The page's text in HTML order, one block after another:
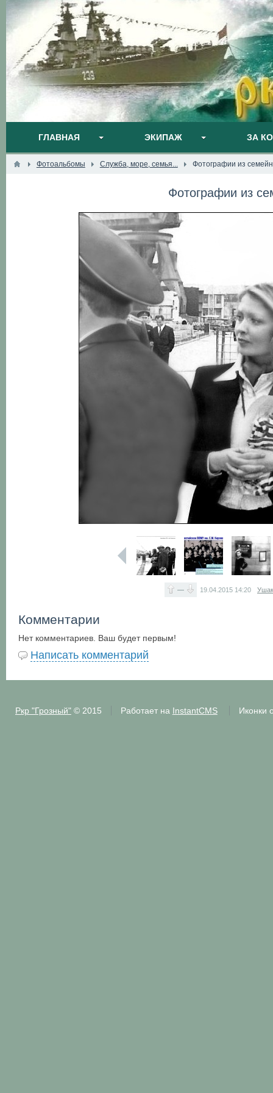
ГЛАВНАЯ ЭКИПАЖ ЗА
Фотоальбомы Служба, море, семья... Фотографии из
Фотографии из
— 19.04.2015 14:20
Комментарии
Нет комментариев. Ваш будет первым!
Написать комментарий
Ркр "Грозный"© 2015 Работает на InstantCMS Иконки